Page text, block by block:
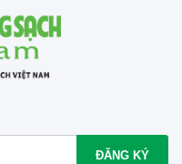
ĐĂNG KÝ